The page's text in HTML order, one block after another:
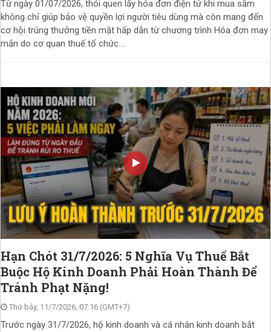
Từ ngày 01/07/2026, thói quen lấy hóa đơn điện tử khi mua sắm
không chỉ giúp bảo vệ quyền lợi người tiêu dùng mà còn mang đến
cơ hội trúng thưởng tiền mặt hấp dẫn từ chương trình Hóa đơn may
mắn do cơ quan thuế tổ chức....
Hạn Chót 31/7/2026: 5 Nghĩa Vụ Thuế Bắt
Buộc Hộ Kinh Doanh Phải Hoàn Thành Để
Tránh Phạt Nặng!
Thứ bảy, 11/7/2026, 07:16 (GMT+7)
Trước ngày 31/7/2026, hộ kinh doanh và cá nhân kinh doanh bắt